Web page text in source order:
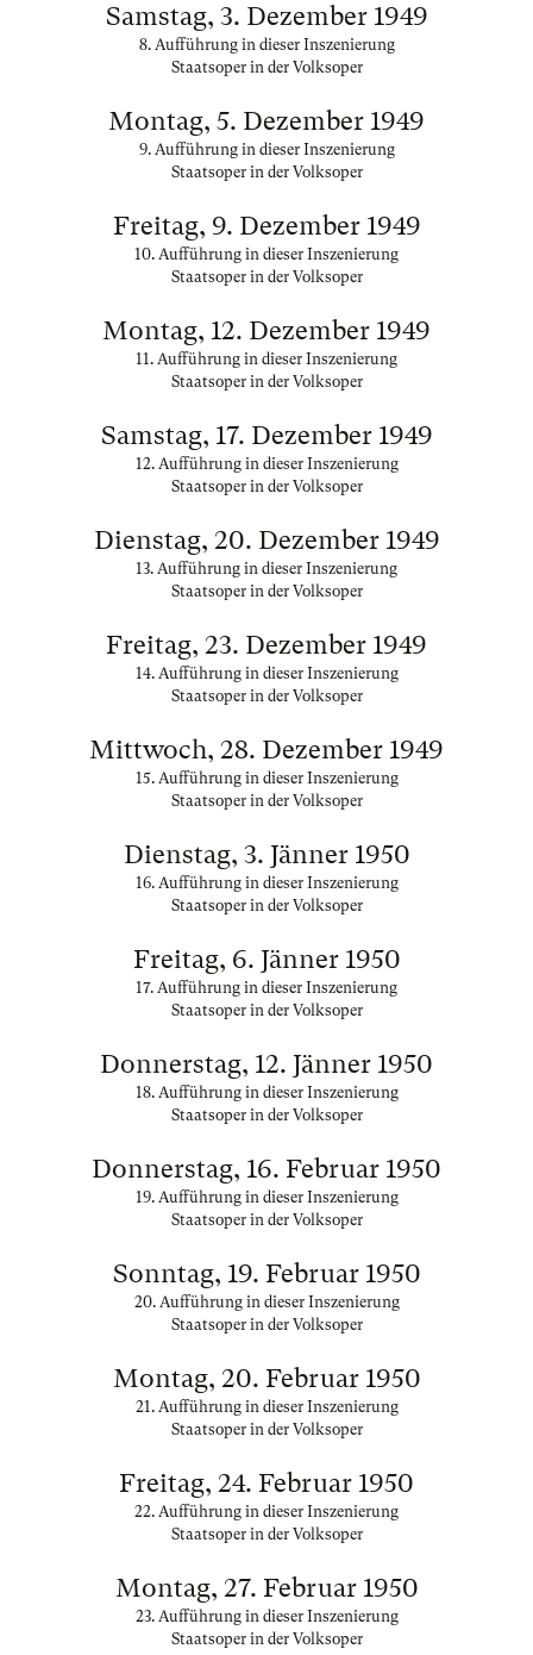
Samstag, 3. Dezember 1949
8. Aufführung in dieser Inszenierung
Staatsoper in der Volksoper
Montag, 5. Dezember 1949
9. Aufführung in dieser Inszenierung
Staatsoper in der Volksoper
Freitag, 9. Dezember 1949
10. Aufführung in dieser Inszenierung
Staatsoper in der Volksoper
Montag, 12. Dezember 1949
11. Aufführung in dieser Inszenierung
Staatsoper in der Volksoper
Samstag, 17. Dezember 1949
12. Aufführung in dieser Inszenierung
Staatsoper in der Volksoper
Dienstag, 20. Dezember 1949
13. Aufführung in dieser Inszenierung
Staatsoper in der Volksoper
Freitag, 23. Dezember 1949
14. Aufführung in dieser Inszenierung
Staatsoper in der Volksoper
Mittwoch, 28. Dezember 1949
15. Aufführung in dieser Inszenierung
Staatsoper in der Volksoper
Dienstag, 3. Jänner 1950
16. Aufführung in dieser Inszenierung
Staatsoper in der Volksoper
Freitag, 6. Jänner 1950
17. Aufführung in dieser Inszenierung
Staatsoper in der Volksoper
Donnerstag, 12. Jänner 1950
18. Aufführung in dieser Inszenierung
Staatsoper in der Volksoper
Donnerstag, 16. Februar 1950
19. Aufführung in dieser Inszenierung
Staatsoper in der Volksoper
Sonntag, 19. Februar 1950
20. Aufführung in dieser Inszenierung
Staatsoper in der Volksoper
Montag, 20. Februar 1950
21. Aufführung in dieser Inszenierung
Staatsoper in der Volksoper
Freitag, 24. Februar 1950
22. Aufführung in dieser Inszenierung
Staatsoper in der Volksoper
Montag, 27. Februar 1950
23. Aufführung in dieser Inszenierung
Staatsoper in der Volksoper